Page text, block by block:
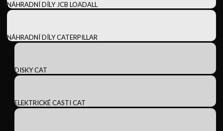
NÁHRADNÍ DÍLY JCB LOADALL
NÁHRADNÍ DÍLY CATERPILLAR
DISKY CAT
ELEKTRICKÉ CASTI CAT